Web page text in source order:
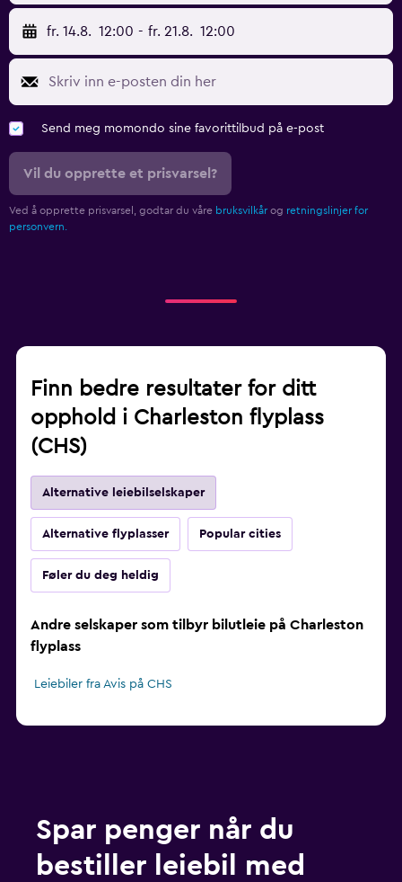
fr. 14.8. 12:00 - fr. 21.8. 12:00
Send meg momondo sine favorittilbud på e-post
Vil du opprette et prisvarsel?
Ved å opprette prisvarsel, godtar du våre bruksvilkår og retningslinjer for
personvern.
Finn bedre resultater for ditt
opphold i Charleston flyplass
(CHS)
Alternative leiebilselskaper
Alternative flyplasser Popular cities
Føler du deg heldig
Andre selskaper som tilbyr bilutleie på Charleston
flyplass
Leiebiler fra Avis på CHS
Spar penger når du
bestiller leiebil med